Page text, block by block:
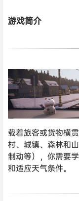
游戏简介
载着旅客或货物横
村、城镇、森林和
制动等），你需要
和适应天气条件。